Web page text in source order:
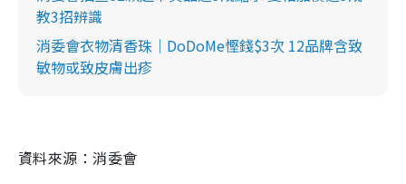
教3招辨識
消委會衣物清香珠｜DoDoMe慳錢$3次 12品牌含致
敏物或致皮膚出疹
資料來源：消委會